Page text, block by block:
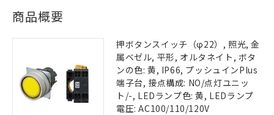
商品概要
押ボタンスイッチ（φ22）, 照光, 金
属ベゼル, 平形, オルタネイト, ボタ
ンの色: 黄, IP66, プッシュインPlus
端子台, 接点構成: NO/点灯ユニッ
ト/-, LEDランプ色: 黄, LEDランプ
電圧: AC100/110/120V